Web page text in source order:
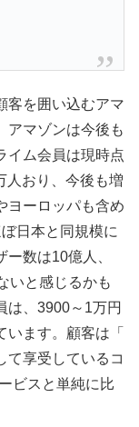
客を囲い込むアマ
アマゾンは今後も
イム会員は現時点
人おり、今後も増
ヨーロッパも含め
日本と同規模に
数は10億人、
いと感じるかも
は、3900～ 1万円
ます。顧客は「
て享受しているコ
ビスと単純に比